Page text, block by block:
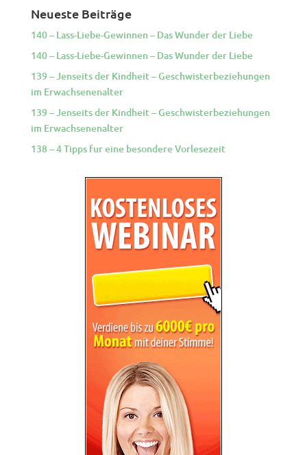
Neueste Beiträge
140 – Lass-Liebe-Gewinnen – Das Wunder der Liebe
140 – Lass-Liebe-Gewinnen – Das Wunder der Liebe
139 – Jenseits der Kindheit – Geschwisterbeziehungen
im Erwachsenenalter
139 – Jenseits der Kindheit – Geschwisterbeziehungen
im Erwachsenenalter
138 – 4 Tipps fur eine besondere Vorlesezeit